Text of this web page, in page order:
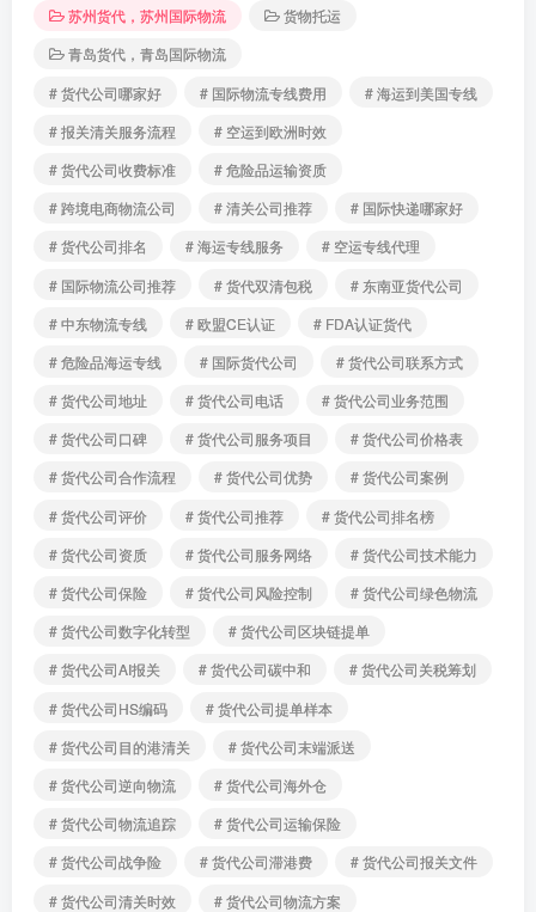
苏州货代，苏州国际物流
货物托运
青岛货代，青岛国际物流
# 货代公司哪家好
# 国际物流专线费用
# 海运到美国专线
# 报关清关服务流程
# 空运到欧洲时效
# 货代公司收费标准
# 危险品运输资质
# 跨境电商物流公司
# 清关公司推荐
# 国际快递哪家好
# 货代公司排名
# 海运专线服务
# 空运专线代理
# 国际物流公司推荐
# 货代双清包税
# 东南亚货代公司
# 中东物流专线
# 欧盟CE认证
# FDA认证货代
# 危险品海运专线
# 国际货代公司
# 货代公司联系方式
# 货代公司地址
# 货代公司电话
# 货代公司业务范围
# 货代公司口碑
# 货代公司服务项目
# 货代公司价格表
# 货代公司合作流程
# 货代公司优势
# 货代公司案例
# 货代公司评价
# 货代公司推荐
# 货代公司排名榜
# 货代公司资质
# 货代公司服务网络
# 货代公司技术能力
# 货代公司保险
# 货代公司风险控制
# 货代公司绿色物流
# 货代公司数字化转型
# 货代公司区块链提单
# 货代公司AI报关
# 货代公司碳中和
# 货代公司关税筹划
# 货代公司HS编码
# 货代公司提单样本
# 货代公司目的港清关
# 货代公司末端派送
# 货代公司逆向物流
# 货代公司海外仓
# 货代公司物流追踪
# 货代公司运输保险
# 货代公司战争险
# 货代公司滞港费
# 货代公司报关文件
# 货代公司清关时效
# 货代公司物流方案